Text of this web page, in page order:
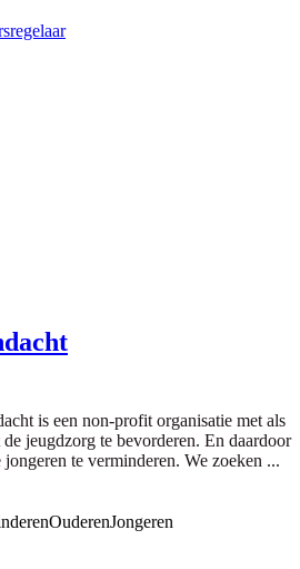
is een non-profit organisatie met als
jeugdzorg te bevorderen. En daardoor
te verminderen. We zoeken ...
OuderenJongeren